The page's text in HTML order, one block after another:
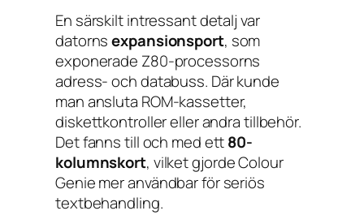
En särskilt intressant detalj var
datornsexpansionsport, som
exponerade Z80-processorns
adress- och databuss. Där kunde
man ansluta ROM-kassetter,
diskettkontroller eller andra tillbehör.
Det fanns till och med ett80-
kolumnskort, vilket gjorde Colour
Genie mer användbar för seriös
textbehandling.